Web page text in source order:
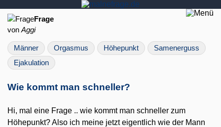
Frage
von Aggi
Männer Orgasmus Höhepunkt
Samenerguss
Ejakulation
Wie kommt man schneller?
Hi, mal eine Frage .. wie kommt man schneller zum
Höhepunkt? Also ich meine jetzt eigentlich wie der Mann